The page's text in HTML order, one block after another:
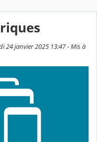
24 janvier 2025 13:47 - Mis à